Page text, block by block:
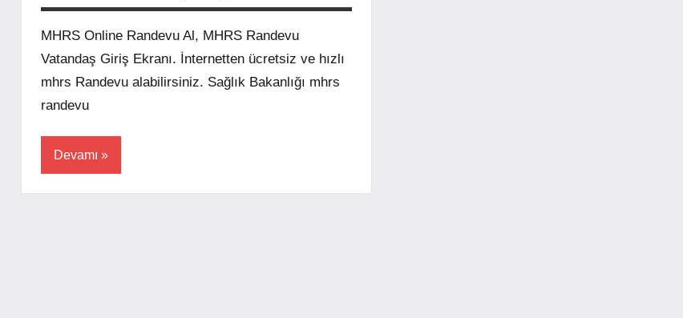
MHRS Online Randevu Al, MHRS Randevu
Vatandaş Giriş Ekranı. İnternetten ücretsiz ve hızlı
mhrs Randevu alabilirsiniz. Sağlık Bakanlığı mhrs
randevu
Devamı